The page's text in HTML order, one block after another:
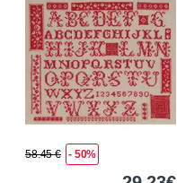
58.45 € - 50%